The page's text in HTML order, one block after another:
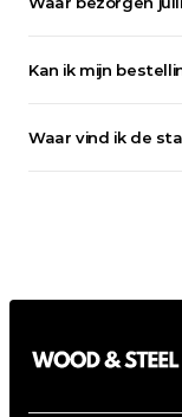
Kan ik mijn
Waar vind ik de